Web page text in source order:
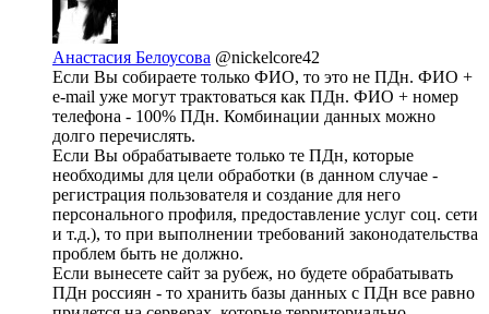
Анастасия Белоусова @nickelcore42
Если Вы собираете только ФИО, то это не ПДн. ФИО +
e-mail уже могут трактоваться как ПДн. ФИО + номер
телефона - 100% ПДн. Комбинации данных можно
долго перечислять.
Если Вы обрабатываете только те ПДн, которые
необходимы для цели обработки (в данном случае -
регистрация пользователя и создание для него
персонального профиля, предоставление услуг соц. сети
и т.д.), то при выполнении требований законодательства
проблем быть не должно.
Если вынесете сайт за рубеж, но будете обрабатывать
ПДн россиян - то хранить базы данных с ПДн все равно